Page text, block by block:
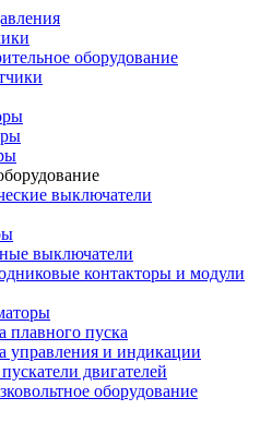
оборудование
выключатели
выключатели
контакторы и модули
плавного пуска
управления и индикации
двигателей
оборудование